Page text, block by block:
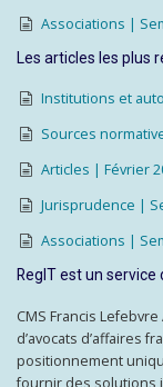
Associations |
Les articles les plus
Institutions et
Sources
Articles | Février
Jurisprudence |
Associations |
RegIT est un service
CMS Francis
d’avocats d’affaires
positionnement
fournir des solutions